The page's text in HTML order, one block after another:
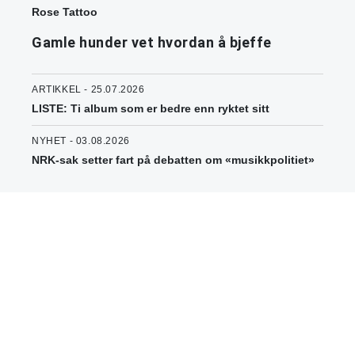
Rose Tattoo
Gamle hunder vet hvordan å bjeffe
ARTIKKEL - 25.07.2026
LISTE: Ti album som er bedre enn ryktet sitt
NYHET - 03.08.2026
NRK-sak setter fart på debatten om «musikkpolitiet»